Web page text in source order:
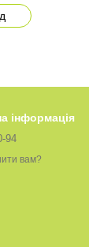
інформація
94
вам?